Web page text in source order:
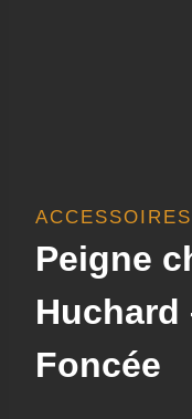
Peigne
Huchard
Foncée